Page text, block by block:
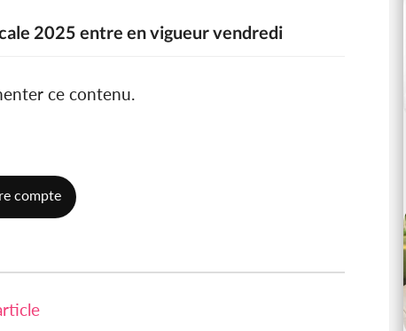
2025 entre en vigueur vendredi
ce contenu.
compte